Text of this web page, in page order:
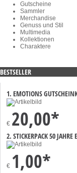
Gutscheine
Sammler
Merchandise
Genuss und Stil
Multimedia
Kollektionen
Charaktere
BESTSELLER
1. EMOTIONS
€ 20,00*
2. STICKERPACK 50
€ 1,00*